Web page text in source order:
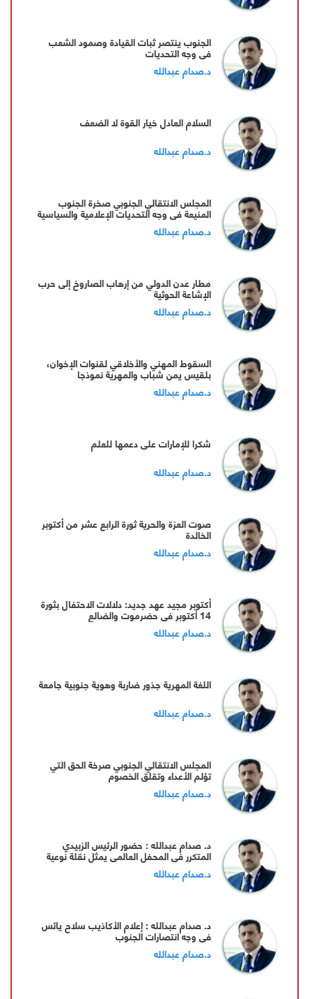
الجنوب ينتصر ثبات القيادة وصمود الشعب
في وجه التحديات
د.صدام عبدالله
السلام العادل خيار القوة لا الضعف
د.صدام عبدالله
المجلس الانتقالي الجنوبي صخرة الجنوب
المنيعة في وجه التحديات الإعلامية والسياسية
د.صدام عبدالله
مطار عدن الدولي من إرهاب الصاروخ إلى حرب
الإشاعة الحوثية
د.صدام عبدالله
السقوط المهني والأخلاقي لقنوات الإخوان،
بلقيس يمن شباب والمهرية نموذجا
د.صدام عبدالله
شكرا للإمارات على دعمها للعلم
د.صدام عبدالله
صوت العزة والحرية ثورة الرابع عشر من أكتوبر
الخالدة
د.صدام عبدالله
أكتوبر مجيد عهد جديد: دلالات الاحتفال بثورة
14 أكتوبر في حضرموت والضالع
د.صدام عبدالله
اللغة المهرية جذور ضاربة وهوية جنوبية جامعة
د.صدام عبدالله
المجلس الانتقالي الجنوبي صرخة الحق التي
تؤلم الأعداء وتقلق الخصوم
د.صدام عبدالله
د. صدام عبدالله : حضور الرئيس الزبيدي
المتكرر في المحفل العالمي يمثل نقلة نوعية
في دبلوماسية الجنوب..
د.صدام عبدالله
د. صدام عبدالله : إعلام الأكاذيب سلاح يائس
في وجه انتصارات الجنوب
د.صدام عبدالله